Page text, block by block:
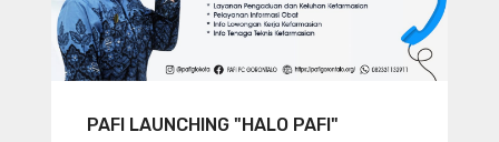
PAFI LAUNCHING "HALO PAFI"